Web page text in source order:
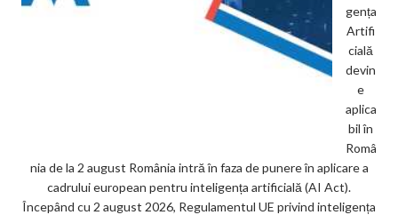
gența
Artifi
cială
devin
e
aplica
bil în
Româ
nia de la 2 august România intră în faza de punere în aplicare a
cadrului european pentru inteligența artificială (AI Act).
Începând cu 2 august 2026, Regulamentul UE privind inteligența